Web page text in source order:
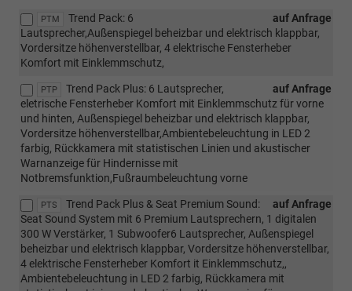
PTM auf Anfrage
Trend Pack: 6
Lautsprecher,Außenspiegel beheizbar und elektrisch klappbar,
Vordersitze höhenverstellbar, 4 elektrische Fensterheber
Komfort mit Einklemmschutz,
PTP auf Anfrage
Trend Pack Plus: 6 Lautsprecher,
eletrische Fensterheber Komfort mit Einklemmschutz für vorne
und hinten, Außenspiegel beheizbar und elektrisch klappbar,
Vordersitze höhenverstellbar,Ambientebeleuchtung in LED 2
farbig, Rückkamera mit statistischen Linien und akustischer
Warnanzeige für Hindernisse mit
Notbremsfunktion,Fußraumbeleuchtung vorne
PTS auf Anfrage
Trend Pack Plus & Seat Premium Sound:
Seat Sound System mit 6 Premium Lautsprechern, 1 digitalen
300 W Verstärker, 1 Subwoofer6 Lautsprecher, Außenspiegel
beheizbar und elektrisch klappbar, Vordersitze höhenverstellbar,
4 elektrische Fensterheber Komfort it Einklemmschutz,,
Ambientebeleuchtung in LED 2 farbig, Rückkamera mit